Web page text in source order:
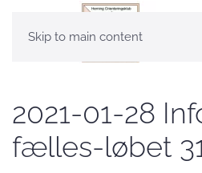
Skip to main content
2021-01-28
fælles-løbet